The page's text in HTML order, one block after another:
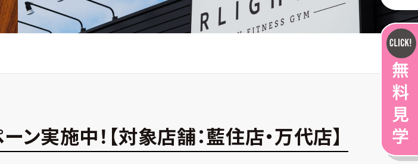
ン実施中！【対象店舗：藍住店・万代店】